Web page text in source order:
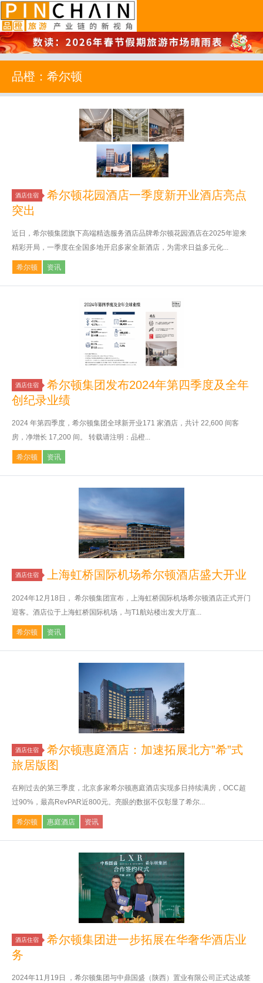
品橙旅游
品橙：希尔顿
酒店住宿
希尔顿花园酒店一季度新开业酒店亮点
突出
近日，希尔顿集团旗下高端精选服务酒店品牌希尔顿花园酒店在2025年迎来
精彩开局，一季度在全国多地开启多家全新酒店，为需求日益多元化...
希尔顿 资讯
酒店住宿
希尔顿集团发布2024年第四季度及全年
创纪录业绩
2024 年第四季度，希尔顿集团全球新开业171 家酒店，共计 22,600 间客
房，净增长 17,200 间。 转载请注明：品橙...
希尔顿 资讯
酒店住宿 上海虹桥国际机场希尔顿酒店盛大开业
2024年12月18日， 希尔顿集团宣布，上海虹桥国际机场希尔顿酒店正式开门
迎客。酒店位于上海虹桥国际机场，与T1航站楼出发大厅直...
希尔顿 资讯
酒店住宿
希尔顿惠庭酒店：加速拓展北方”希”式
旅居版图
在刚过去的第三季度，北京多家希尔顿惠庭酒店实现多日持续满房，OCC超
过90%，最高RevPAR近800元。亮眼的数据不仅彰显了希尔...
希尔顿 惠庭酒店 资讯
酒店住宿
希尔顿集团进一步拓展在华奢华酒店业
务
2024年11月19日 ，希尔顿集团与中鼎国盛（陕西）置业有限公司正式达成签